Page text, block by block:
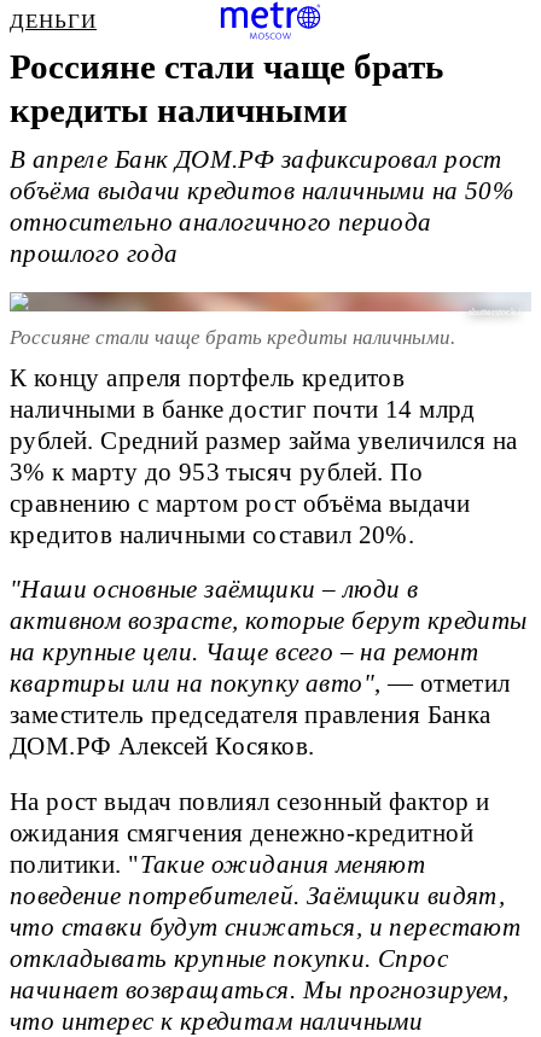
ДЕНЬГИ
Россияне стали чаще брать
кредиты наличными
В апреле Банк ДОМ.РФ зафиксировал рост
объёма выдачи кредитов наличными на 50%
относительно аналогичного периода
прошлого года
shutterstock /
Россияне стали чаще брать кредиты наличными.
К концу апреля портфель кредитов
наличными в банке достиг почти 14 млрд
рублей. Средний размер займа увеличился на
3% к марту до 953 тысяч рублей. По
сравнению с мартом рост объёма выдачи
кредитов наличными составил 20%.
"Наши основные заёмщики – люди в
активном возрасте, которые берут кредиты
на крупные цели. Чаще всего – на ремонт
квартиры или на покупку авто", — отметил
заместитель председателя правления Банка
ДОМ.РФ Алексей Косяков.
На рост выдач повлиял сезонный фактор и
ожидания смягчения денежно-кредитной
политики. "Такие ожидания меняют
поведение потребителей. Заёмщики видят,
что ставки будут снижаться, и перестают
откладывать крупные покупки. Спрос
начинает возвращаться. Мы прогнозируем,
что интерес к кредитам наличными